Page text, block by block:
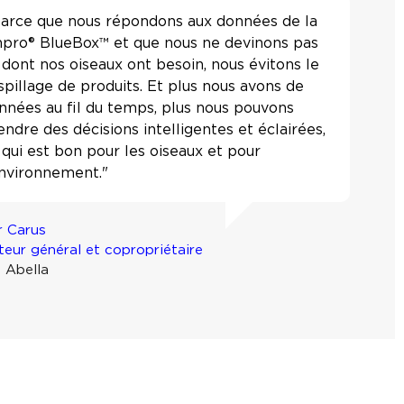
que nous répondons aux données de la
BlueBox™ et que nous ne devinons pas
nos oiseaux ont besoin, nous évitons le
de produits. Et plus nous avons de
au fil du temps, plus nous pouvons
des décisions intelligentes et éclairées,
est bon pour les oiseaux et pour
Carus
général et copropriétaire
Abella